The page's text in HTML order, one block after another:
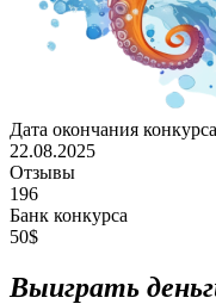
Дата окончания конкурса
22.08.2025
Отзывы
196
Банк конкурса
50$
Выиграть